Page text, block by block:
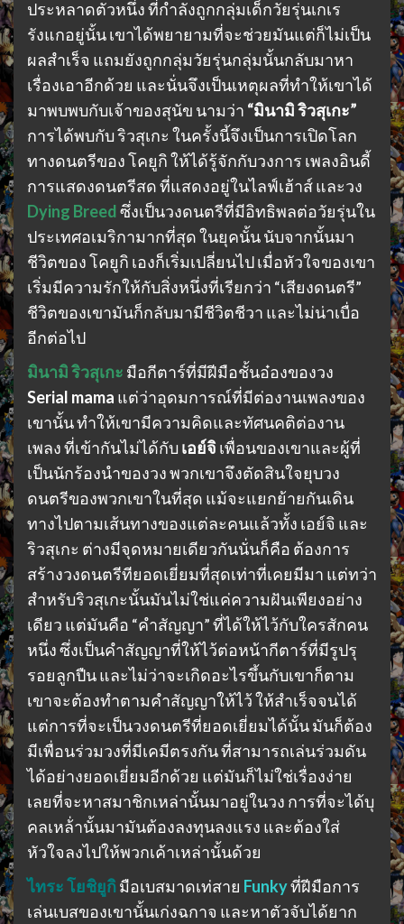
ประหลาดตัวหนึ่ง ที่กำลังถูกกลุ่มเด็กวัยรุ่นเกเร
รังแกอยู่นั้น เขาได้พยายามที่จะช่วยมันแต่ก็ไม่เป็น
ผลสำเร็จ แถมยังถูกกลุ่มวัยรุ่นกลุ่มนั้นกลับมาหา
เรื่องเอาอีกด้วย และนั่นจึงเป็นเหตุผลที่ทำให้เขาได้
มาพบพบกับเจ้าของสุนัข นามว่า “มินามิ ริวสุเกะ”
การได้พบกับ ริวสุเกะ ในครั้งนี้จึงเป็นการเปิดโลก
ทางดนตรีของ โคยูกิ ให้ได้รู้จักกับวงการ เพลงอินดี้
การแสดงดนตรีสด ที่แสดงอยู่ในไลฟ์เฮ้าส์ และวง
Dying Breedซึ่งเป็นวงดนตรีที่มีอิทธิพลต่อวัยรุ่นใน
ประเทศอเมริกามากที่สุด ในยุคนั้น นับจากนั้นมา
ชีวิตของ โคยูกิ เองก็เริ่มเปลี่ยนไป เมื่อหัวใจของเขา
เริ่มมีความรักให้กับสิ่งหนึ่งที่เรียกว่า “เสียงดนตรี”
ชีวิตของเขามันก็กลับมามีชีวิตชีวา และไม่น่าเบื่อ
อีกต่อไป
มินามิริวสุเกะ มือกีตาร์ที่มีฝีมือชั้นอ๋องของวง
Serial mama แต่ว่าอุดมการณ์ที่มีต่องานเพลงของ
เขานั้น ทำให้เขามีความคิดและทัศนคติต่องาน
เพลง ที่เข้ากันไม่ได้กับเอย์จิ เพื่อนของเขาและผู้ที่
เป็นนักร้องนำของวง พวกเขาจึงตัดสินใจยุบวง
ดนตรีของพวกเขาในที่สุด แม้จะแยกย้ายกันเดิน
ทางไปตามเส้นทางของแต่ละคนแล้วทั้ง เอย์จิ และ
ริวสุเกะ ต่างมีจุดหมายเดียวกันนั่นก็คือ ต้องการ
สร้างวงดนตรีทียอดเยี่ยมที่สุดเท่าที่เคยมีมา แต่ทว่า
สำหรับริวสุเกะนั้นมันไม่ใช่แค่ความฝันเพียงอย่าง
เดียว แต่มันคือ “คำสัญญา” ที่ได้ให้ไว้กับใครสักคน
หนึ่ง ซึ่งเป็นคำสัญญาที่ให้ไว้ต่อหน้ากีตาร์ที่มีรูปรุ
รอยลูกปืน และไม่ว่าจะเกิดอะไรขึ้นกับเขาก็ตาม
เขาจะต้องทำตามคำสัญญาให้ไว้ ให้สำเร็จจนได้
แต่การที่จะเป็นวงดนตรีที่ยอดเยี่ยมได้นั้น มันก็ต้อง
มีเพื่อนร่วมวงที่มีเคมีตรงกัน ที่สามารถเล่นร่วมดัน
ได้อย่างยอดเยี่ยมอีกด้วย แต่มันก็ไม่ใช่เรื่องง่าย
เลยที่จะหาสมาชิกเหล่านั้นมาอยู่ในวง การที่จะได้บุ
คลเหล้่านั้นมามันต้องลงทุนลงแรง และต้องใส่
หัวใจลงไปให้พวกเค้าเหล่านั้นด้วย
ไทระ โยชิยูกิ มือเบสมาดเท่สาย Funkyที่ฝีมือการ
เล่นเบสของเขานั้นเก่งฉกาจ และหาตัวจับได้ยาก